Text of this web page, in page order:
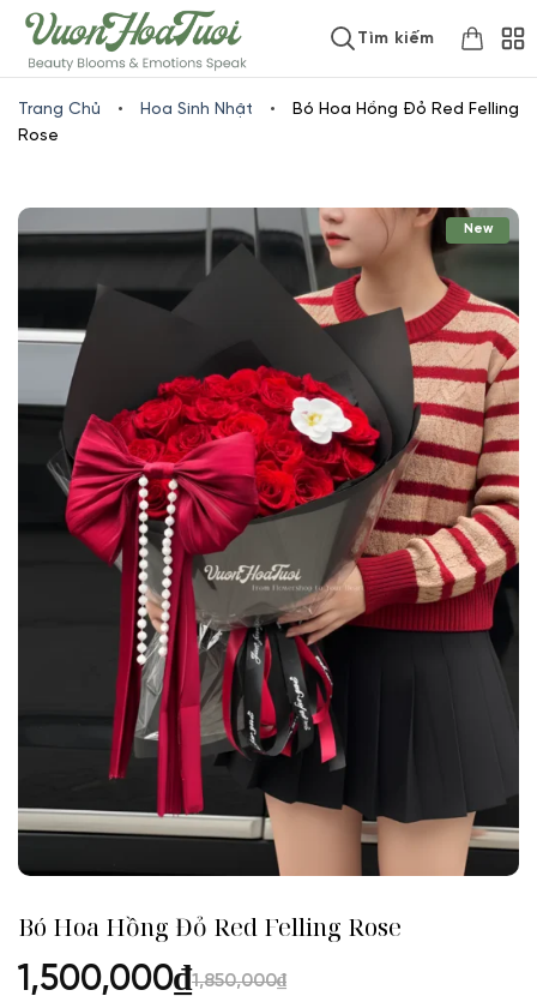
www.vuonhoatuoi.vnSkip
to
content
Tìm kiếm
Trang Chủ • Hoa Sinh Nhật •
Bó Hoa Hồng Đỏ Red Felling
Rose
New
Bó Hoa Hồng Đỏ Red Felling Rose
1,500,000₫1,850,000₫